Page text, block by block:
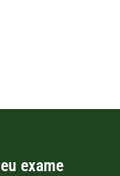
exame